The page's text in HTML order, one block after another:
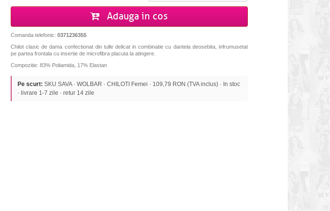
Adauga in cos
Comanda telefonic: 0371236355
Chilot clasic de dama confectionat din tulle delicat in combinatie cu dantela deosebita, infrumusetat
pe partea frontala cu insertie de microfibra placuta la atingere.
Compozitie: 83% Poliamida, 17% Elastan
Pe scurt: SKU SAVA · WOLBAR · CHILOTI Femei · 109,79 RON (TVA inclus) · In stoc
· livrare 1-7 zile · retur 14 zile